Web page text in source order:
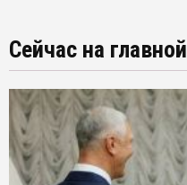
Сейчас на главной